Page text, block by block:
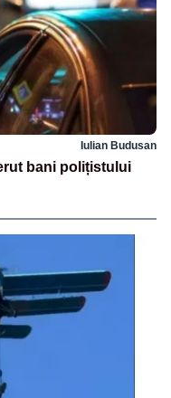
Iulian Budusan
bani polițistului